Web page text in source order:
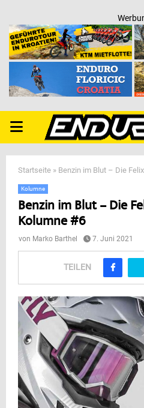
PRIMARY
MENU
Startseite » Benzin im Blut – Die
Kolumne
Benzin im Blut – Die
Kolumne #6
von Marko Barthel 7. Juni 2021
TEILEN